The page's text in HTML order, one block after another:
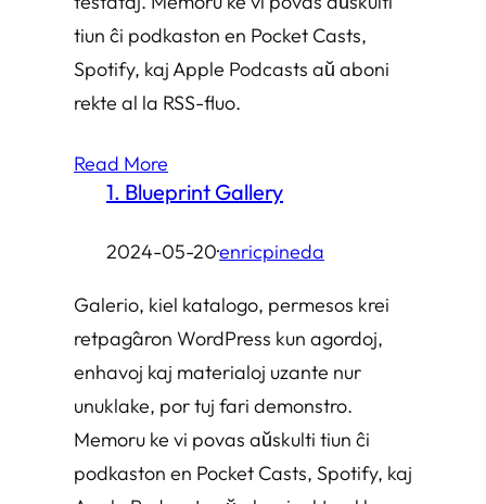
tiun ĉi podkaston en Pocket Casts,
Spotify, kaj Apple Podcasts aŭ aboni
rekte al la RSS-fluo.
Read More
1. Blueprint Gallery
2024-05-20·enricpineda
Galerio, kiel katalogo, permesos krei
retpaĝaron WordPress kun agordoj,
enhavoj kaj materialoj uzante nur
unuklake, por tuj fari demonstro.
Memoru ke vi povas aŭskulti tiun ĉi
podkaston en Pocket Casts, Spotify, kaj